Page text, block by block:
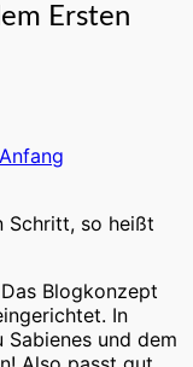
Ersten
Schritt, so heißt
Blogkonzept
In
und dem